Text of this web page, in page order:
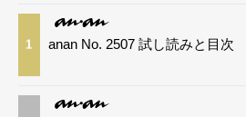
1 anan No. 2507 試し読みと目次